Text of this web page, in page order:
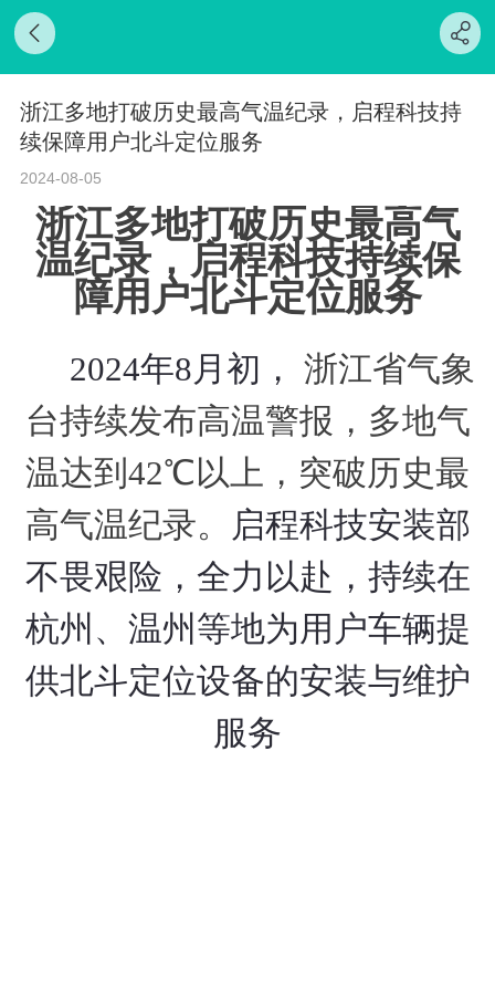
浙江多地打破历史最高气温纪录，启程科技持
续保障用户北斗定位服务
2024-08-05
浙江多地打破历史最高气
温纪录， 启程科技持续保
障用户北斗定位服务
2024年8月 初 ，
浙江省气象
台持续发布高温警报 ， 多地气
温达到 42℃以上，突破历史最
高气温纪录。
启程科技安装部
不畏艰险， 全力以赴， 持续在
杭州 、 温州 等地为用户车辆提
供北斗定位设备的安装与维护
服务